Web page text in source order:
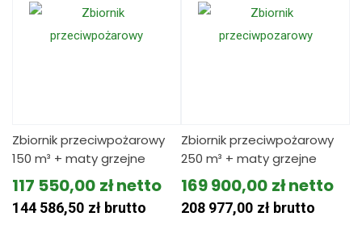
Zbiornik przeciwpożarowy
150 m³ + maty grzejne
117 550,00 zł
144 586,50 zł brutto
Zbiornik przeciwpożarowy
250 m³ + maty grzejne
169 900,00 zł
208 977,00 zł brutto